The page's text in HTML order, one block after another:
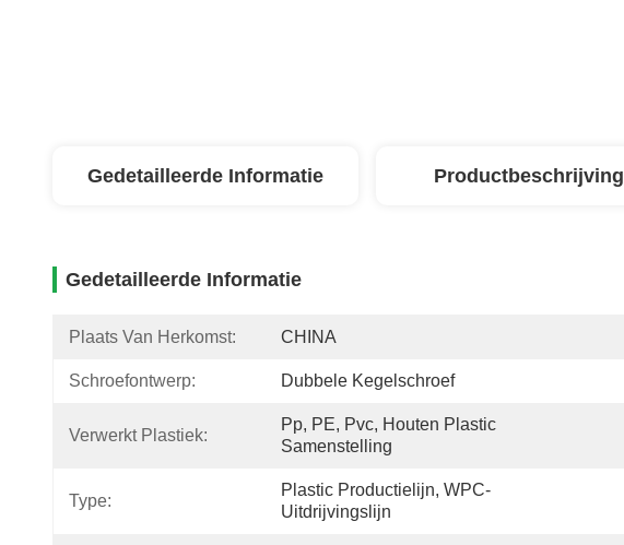
Gedetailleerde Informatie Productbeschrijving
Gedetailleerde Informatie
Plaats Van Herkomst: CHINA
Schroefontwerp: Dubbele Kegelschroef
Verwerkt Plastiek:
Pp, PE, Pvc, Houten Plastic
Samenstelling
Type:
Plastic Productielijn, WPC-
Uitdrijvingslijn